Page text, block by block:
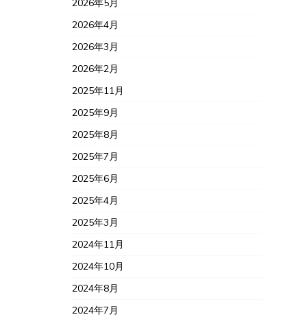
2026年4月
2026年3月
2026年2月
2025年11月
2025年9月
2025年8月
2025年7月
2025年6月
2025年4月
2025年3月
2024年11月
2024年10月
2024年8月
2024年7月